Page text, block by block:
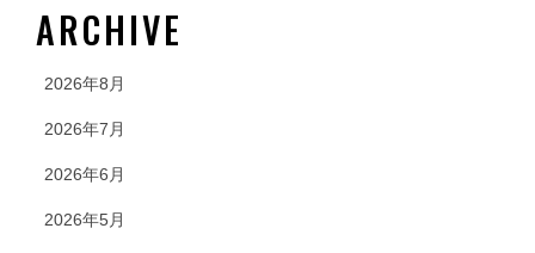
ARCHIVE
2026年8月
2026年7月
2026年6月
2026年5月